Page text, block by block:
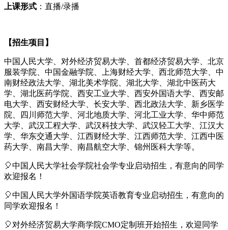
上课形式 ：直播/录播
【招生项目】
中国人民大学、对外经济贸易大学、首都经济贸易大学、北京
服装学院、中国金融学院、上海财经大学、西北师范大学、中
南财经政法大学、湖北美术学院、湖北大学、湖北中医药大
学、湖北医药学院、西安工业大学、西安外国语大学、西安邮
电大学、西安财经大学、长安大学、西北政法大学、新乡医学
院、四川师范大学、河北地质大学、河北工业大学、华中师范
大学、武汉工程大学、武汉科技大学、武汉轻工大学、江汉大
学、华东交通大学、江西财经大学、江西师范大学、江西中医
药大学、南昌大学、南昌航空大学、锦州医科大学等。
🎈中国人民大学社会学院社会学专业启动招生，有意向的同学
欢迎报名！
🎈中国人民大学外国语学院英语教育专业启动招生，有意向的
同学欢迎报名！
🎈对外经济贸易大学商学院CMO定制班开始招生，欢迎同学